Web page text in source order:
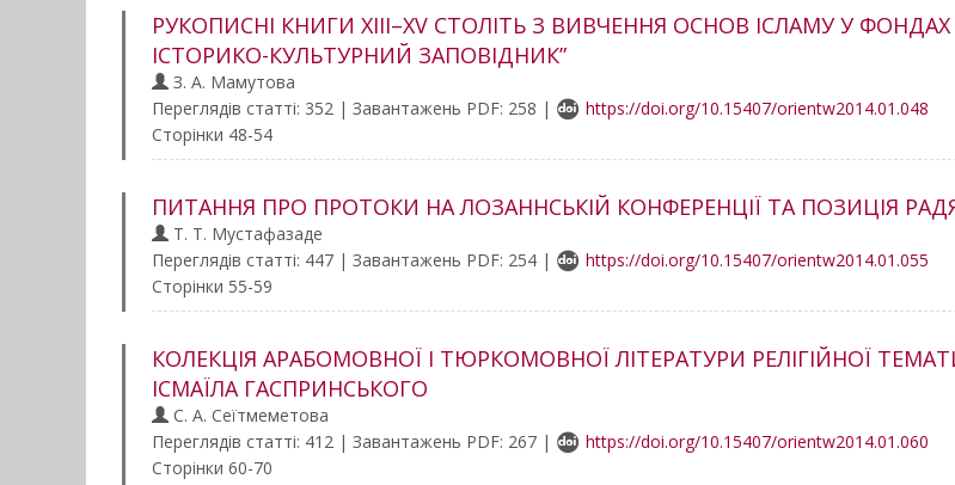
РУКОПИСНІ КНИГИ XIII–XV СТОЛІТЬ З ВИВЧЕННЯ ОСНОВ ІСЛАМУ У
ІСТОРИКО-КУЛЬТУРНИЙ ЗАПОВІДНИК”
З. А. Мамутова
Переглядів статті: 352 | Завантажень PDF: 258 |
https://doi.org/10.15407/orientw2014.01.048
Сторінки 48-54
ПИТАННЯ ПРО ПРОТОКИ НА ЛОЗАННСЬКІЙ КОНФЕРЕНЦІЇ ТА ПОЗИЦІЯ
Т. Т. Мустафазаде
Переглядів статті: 447 | Завантажень PDF: 254 |
https://doi.org/10.15407/orientw2014.01.055
Сторінки 55-59
КОЛЕКЦІЯ АРАБОМОВНОЇ І ТЮРКОМОВНОЇ ЛІТЕРАТУРИ РЕЛІГІЙНОЇ
ІСМАЇЛА ГАСПРИНСЬКОГО
С. А. Сеїтмеметова
Переглядів статті: 412 | Завантажень PDF: 267 |
https://doi.org/10.15407/orientw2014.01.060
Сторінки 60-70